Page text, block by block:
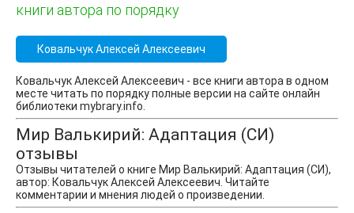
книги автора по порядку
Ковальчук Алексей Алексеевич
Ковальчук Алексей Алексеевич - все книги автора в одном
месте читать по порядку полные версии на сайте онлайн
библиотеки mybrary.info.
Мир Валькирий: Адаптация (СИ)
отзывы
Отзывы читателей о книге Мир Валькирий: Адаптация (СИ),
автор: Ковальчук Алексей Алексеевич. Читайте
комментарии и мнения людей о произведении.